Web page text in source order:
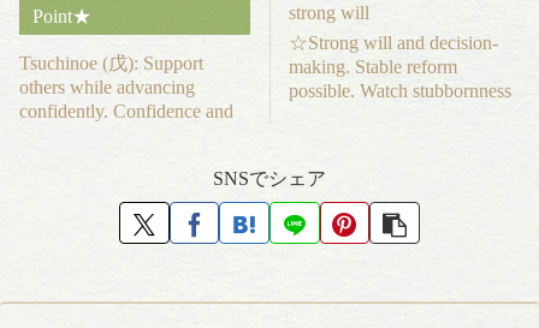
Point★
Tsuchinoe (戊): Support
others while advancing
confidently. Confidence and
strong will
☆Strong will and decision-
making. Stable reform
possible. Watch stubbornness
SNSでシェア